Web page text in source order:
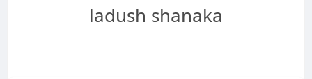
ladush shanaka